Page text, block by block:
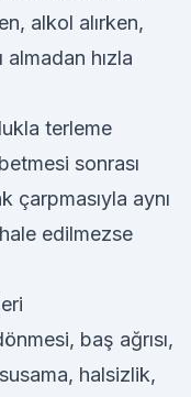
alkol alırken,
hızla
terleme
sonrası
çarpmasıyla aynı
edilmezse
baş ağrısı,
halsizlik,